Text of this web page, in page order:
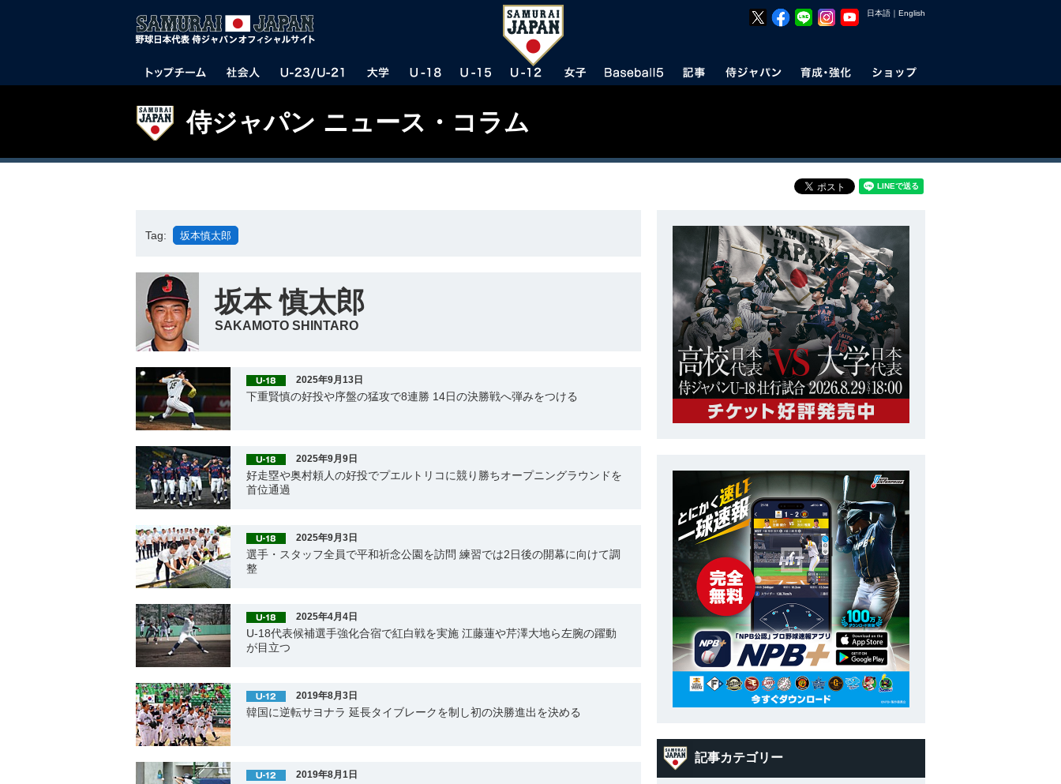
日本語 ｜ English
侍ジャパン ニュース・コラム
Tag: 坂本慎太郎
坂本 慎太郎
SAKAMOTO SHINTARO
2025年9月13日
下重賢慎の好投や序盤の猛攻で8連勝 14日の決勝戦へ弾みをつける
2025年9月9日
好走塁や奥村頼人の好投でプエルトリコに競り勝ちオープニングラウンドを
首位通過
2025年9月3日
選手・スタッフ全員で平和祈念公園を訪問 練習では2日後の開幕に向けて調
整
2025年4月4日
U-18代表候補選手強化合宿で紅白戦を実施 江藤蓮や芹澤大地ら左腕の躍動
が目立つ
2019年8月3日
韓国に逆転サヨナラ 延長タイブレークを制し初の決勝進出を決める
2019年8月1日
記事カテゴリー